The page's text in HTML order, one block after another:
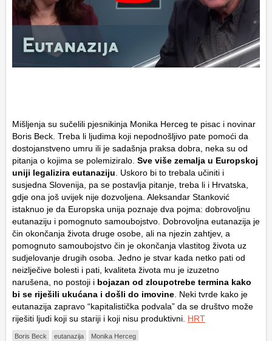
Mišljenja su sučelili pjesnikinja Monika Herceg te pisac i novinar
Boris Beck. Treba li ljudima koji nepodnošljivo pate pomoći da
dostojanstveno umru ili je sadašnja praksa dobra, neka su od
pitanja o kojima se polemiziralo. Sve više zemalja u Europskoj
uniji legalizira eutanaziju. Uskoro bi to trebala učiniti i
susjedna Slovenija, pa se postavlja pitanje, treba li i Hrvatska,
gdje ona još uvijek nije dozvoljena. Aleksandar Stanković
istaknuo je da Europska unija poznaje dva pojma: dobrovoljnu
eutanaziju i pomognuto samoubojstvo. Dobrovoljna eutanazija je
čin okončanja života druge osobe, ali na njezin zahtjev, a
pomognuto samoubojstvo čin je okončanja vlastitog života uz
sudjelovanje drugih osoba. Jedno je stvar kada netko pati od
neizlječive bolesti i pati, kvaliteta života mu je izuzetno
narušena, no postoji i bojazan od zloupotrebe termina kako
bi se riješili ukućana i došli do imovine. Neki tvrde kako je
eutanazija zapravo “kapitalistička podvala” da se društvo može
riješiti ljudi koji su stariji i koji nisu produktivni. HRT
Boris Beck eutanazija Monika Herceg